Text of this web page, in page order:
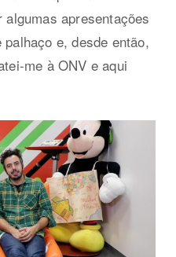
apresentações
palhaço e, desde então,
me à ONV e aqui